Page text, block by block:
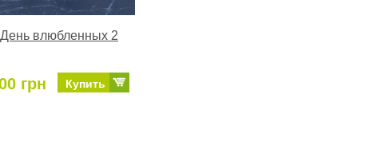
День влюбленных 2
грн Купить